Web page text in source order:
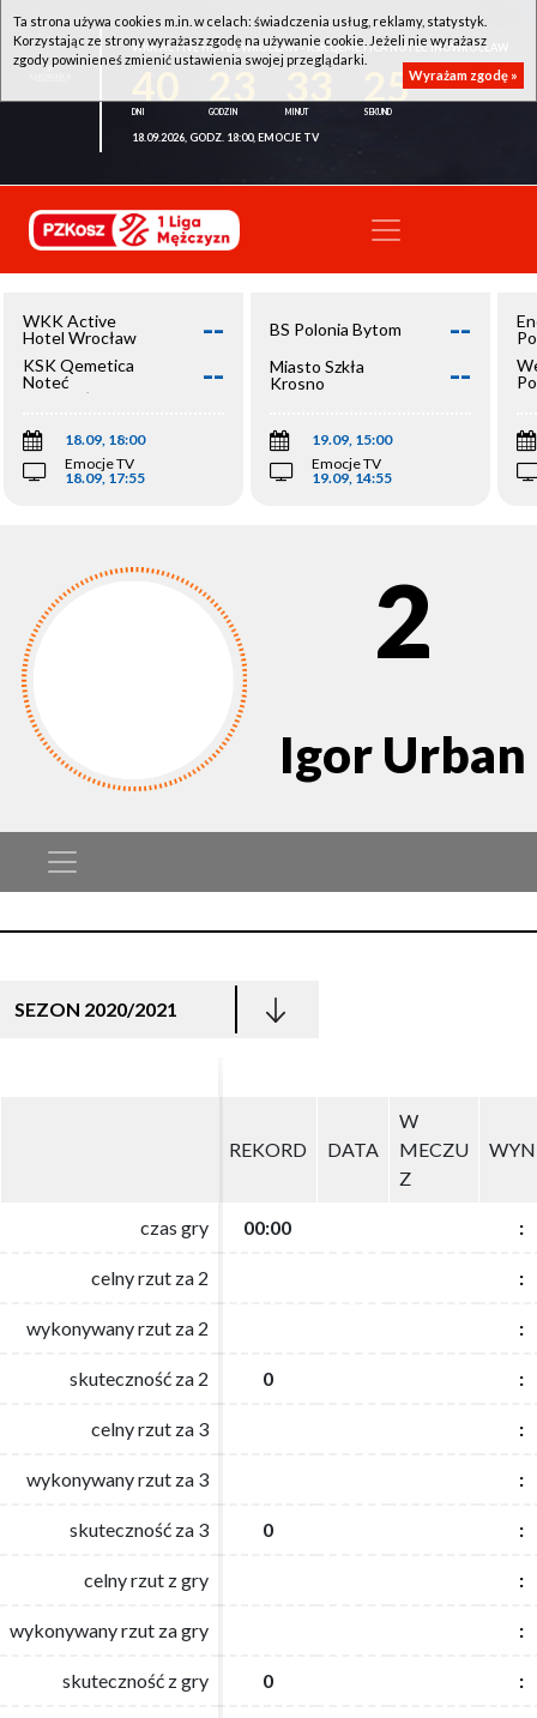
WKK ACTIVE HOTEL WROCŁAW - KSK QEMETICA NOTEĆ INOWROCŁAW
25
18.09.2026, GODZ. 18:00, EMOCJE TV
WKK Active
Hotel Wrocław
--
KSK Qemetica
Noteć
Inowrocław
--
18.09, 18:00
Emocje TV
18.09, 17:55
BS Polonia Bytom --
Miasto Szkła
Krosno
--
19.09, 15:00
Emocje TV
19.09, 14:55
2
Igor Urban
SEZON 2020/2021
REKORD DATA
W
MECZU
Z
czas gry 00:00 :
celny rzut za 2 :
wykonywany rzut za 2 :
skuteczność za 2 0 :
celny rzut za 3 :
wykonywany rzut za 3 :
skuteczność za 3 0 :
celny rzut z gry :
wykonywany rzut za gry :
skuteczność z gry 0 :
REKORD DATA
W
MECZU
Z
czas gry 00:00 :
celny rzut za 2 :
wykonywany rzut za 2 :
skuteczność za 2 0 :
celny rzut za 3 :
wykonywany rzut za 3 :
skuteczność za 3 0 :
celny rzut z gry :
wykonywany rzut za gry :
skuteczność z gry 0 :
Ta strona używa cookies m.in. w celach: świadczenia usług, reklamy, statystyk.
Korzystając ze strony wyrażasz zgodę na używanie cookie. Jeżeli nie wyrażasz
zgody powinieneś zmienić ustawienia swojej przeglądarki.
Wyrażam zgodę »